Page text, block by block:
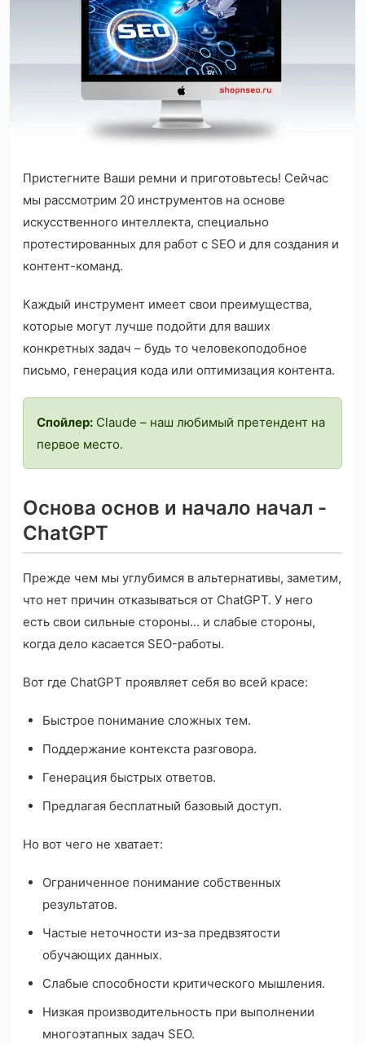
Пристегните Ваши ремни и приготовьтесь! Сейчас
мы рассмотрим 20 инструментов на основе
искусственного интеллекта, специально
протестированных для работ с SEO и для создания и
контент-команд.
Каждый инструмент имеет свои преимущества,
которые могут лучше подойти для ваших
конкретных задач – будь то человекоподобное
письмо, генерация кода или оптимизация контента.
Спойлер: Claude – наш любимый претендент на
первое место.
Основа основ и начало начал -
ChatGPT
Прежде чем мы углубимся в альтернативы, заметим,
что нет причин отказываться от ChatGPT. У него
есть свои сильные стороны… и слабые стороны,
когда дело касается SEO-работы.
Вот где ChatGPT проявляет себя во всей красе:
Быстрое понимание сложных тем.
Поддержание контекста разговора.
Генерация быстрых ответов.
Предлагая бесплатный базовый доступ.
Но вот чего не хватает:
Ограниченное понимание собственных
результатов.
Частые неточности из-за предвзятости
обучающих данных.
Слабые способности критического мышления.
Низкая производительность при выполнении
многоэтапных задач SEO.